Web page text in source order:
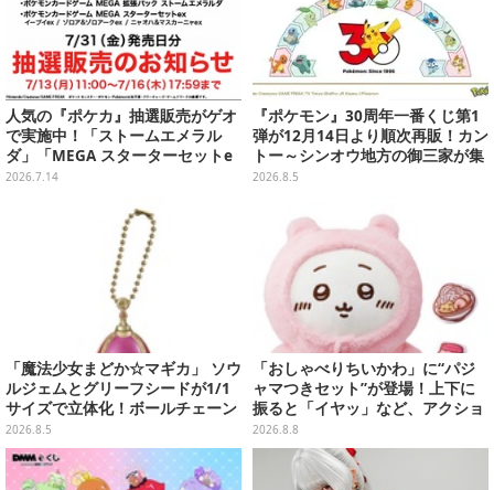
人気の『ポケカ』抽選販売がゲオ
で実施中！「ストームエメラル
ダ」「MEGA スターターセットe
x」各種の全4商品
2026.7.14
『ポケモン』30周年一番くじ第1
弾が12月14日より順次再販！カン
トー～シンオウ地方の御三家が集
まった時計、ぬいぐるみなど記念
2026.8.5
「魔法少女まどか☆マギカ」 ソウ
ルジェムとグリーフシードが1/1
サイズで立体化！ボールチェーン
を外せばフィギュアとして飾れる
ガシャポン全6種
2026.8.5
「おしゃべりちいかわ」に“パジ
ャマつきセット”が登場！上下に
振ると「イヤッ」など、アクショ
ンに応じて喋ってくれる
2026.8.8